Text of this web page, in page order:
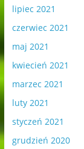
lipiec 2021
czerwiec 2021
maj 2021
kwiecień 2021
marzec 2021
luty 2021
styczeń 2021
grudzień 2020